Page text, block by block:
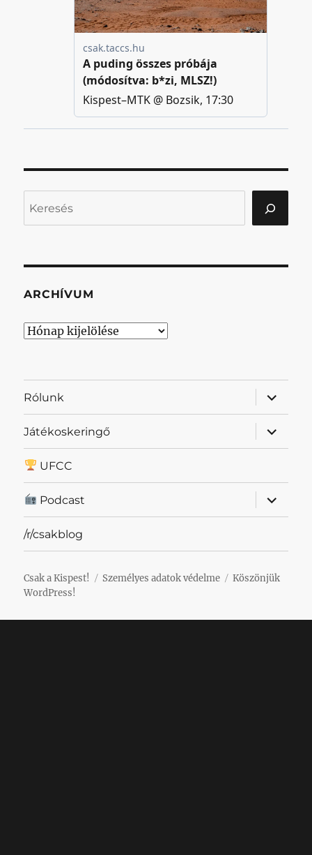
ARCHÍVUM
Archívum
Rólunk
almenü
Játékoskeringő
almenü
UFCC
Podcast
almenü
/r/csakblog
Csak a Kispest! Személyes adatok védelme
Köszönjük
WordPress!